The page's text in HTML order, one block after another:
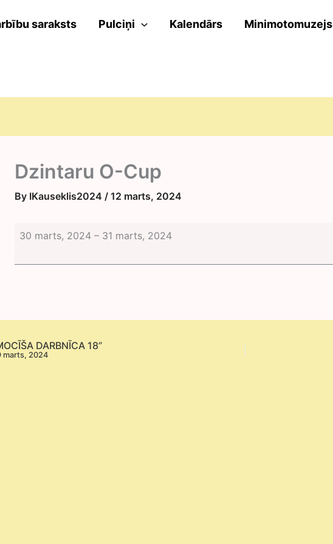
saraksts Pulciņi Kalendārs Minimotomuzejs
Dzintaru O-Cup
By IKauseklis2024 / 12 marts, 2024
Dzintaru
Cup
30 marts, 2024 – 31 marts, 2024
DARBNĪCA 18”
marts, 2024